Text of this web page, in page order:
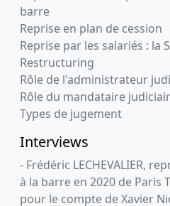
barre
Reprise en plan de cession
Reprise par les salariés : la
Restructuring
Rôle de l'administrateur
Rôle du mandataire
Types de jugement
Interviews
- Frédéric LECHEVALIER,
à la barre en 2020 de Paris
pour le compte de Xavier